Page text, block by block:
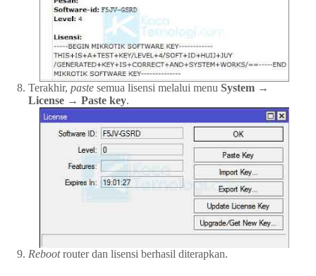
Terakhir, paste semua lisensi melalui menu System →
License → Paste key.
Rebootrouter dan lisensi berhasil diterapkan.